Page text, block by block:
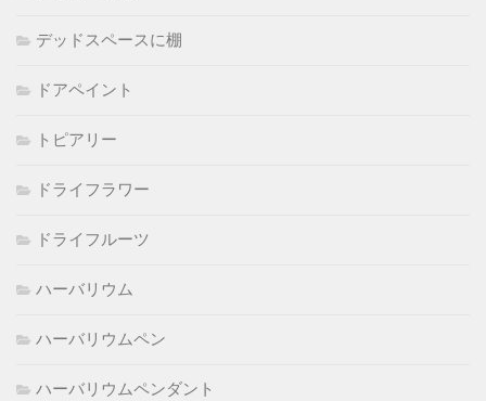
デッドスペースに棚
ドアペイント
トピアリー
ドライフラワー
ドライフルーツ
ハーバリウム
ハーバリウムペン
ハーバリウムペンダント